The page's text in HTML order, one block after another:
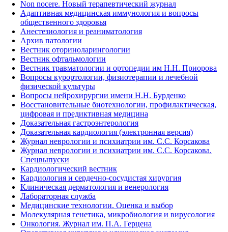
Non nocere. Новый терапевтический журнал
Адаптивная медицинская иммунология и вопросы
общественного здоровья
Анестезиология и реаниматология
Архив патологии
Вестник оториноларингологии
Вестник офтальмологии
Вестник травматологии и ортопедии им Н.Н. Приорова
Вопросы курортологии, физиотерапии и лечебной
физической культуры
Вопросы нейрохирургии имени Н.Н. Бурденко
Восстановительные биотехнологии, профилактическая,
цифровая и предиктивная медицина
Доказательная гастроэнтерология
Доказательная кардиология (электронная версия)
Журнал неврологии и психиатрии им. С.С. Корсакова
Журнал неврологии и психиатрии им. С.С. Корсакова.
Спецвыпуски
Кардиологический вестник
Кардиология и сердечно-сосудистая хирургия
Клиническая дерматология и венерология
Лабораторная служба
Медицинские технологии. Оценка и выбор
Молекулярная генетика, микробиология и вирусология
Онкология. Журнал им. П.А. Герцена